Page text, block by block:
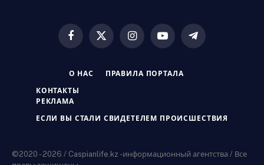
Facebook
X
InstagramYouTubeTelegram
О НАС ПРАВИЛА ПОРТАЛА
КОНТАКТЫ
РЕКЛАМА
ЕСЛИ ВЫ СТАЛИ СВИДЕТЕЛЕМ ПРОИСШЕСТВИЯ
©2020 - 2026 / Caspianlife.kz -информационный агентства / Все